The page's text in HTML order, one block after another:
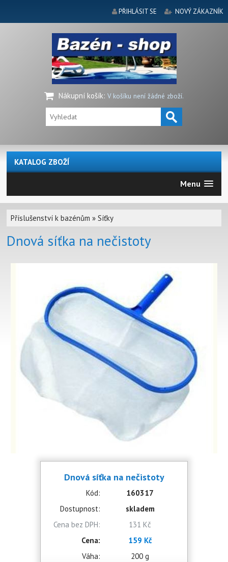
PŘIHLÁSIT SE NOVÝ ZÁKAZNÍK
Nákupní košík: V košíku není žádné zboží.
KATALOG ZBOŽÍ
Menu
Příslušenství k bazénům »Síťky
Dnová síťka na nečistoty
Dnová síťka na nečistoty
Kód:
160317
Dostupnost:
skladem
Cena bez DPH:
131 Kč
Cena:
159 Kč
Váha:
200 g